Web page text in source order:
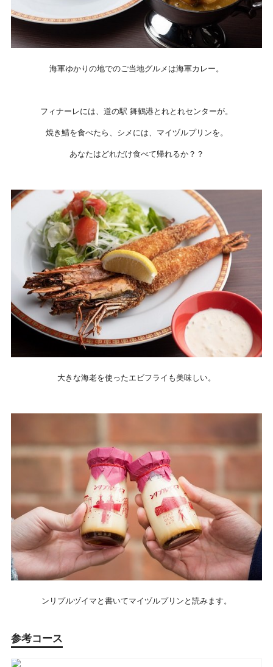
海軍ゆかりの地でのご当地グルメは海軍カレー。
フィナーレには、道の駅 舞鶴港とれとれセンターが。
焼き鯖を食べたら、シメには、マイヅルプリンを。
あなたはどれだけ食べて帰れるか？？
大きな海老を使ったエビフライも美味しい。
ンリプルヅイマと書いてマイヅルプリンと読みます。
参考コース